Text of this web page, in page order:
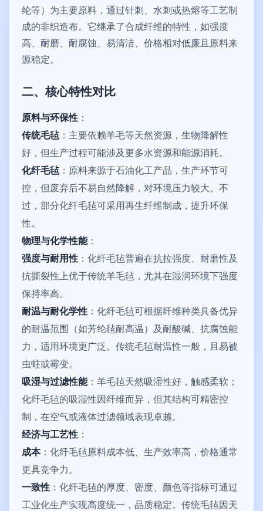
纶等）为主要原料，通过针刺、水刺或热熔等工艺制
成的非织造布。它继承了合成纤维的特性，如强度
高、耐磨、耐腐蚀、易清洁、价格相对低廉且原料来
源稳定。
二、核心特性对比
原料与环保性 ：
传统毛毡：主要依赖羊毛等天然资源，生物降解性
好，但生产过程可能涉及更多水资源和能源消耗。
化纤毛毡：原料来源于石油化工产品，生产环节可
控，但废弃后不易自然降解，对环境压力较大。不
过，部分化纤毛毡可采用再生纤维制成，提升环保
性。
物理与化学性能：
强度与耐用性 ：化纤毛毡普遍在抗拉强度、耐磨性及
抗撕裂性上优于传统羊毛毡，尤其在湿润环境下强度
保持率高。
耐温与耐化学性 ：化纤毛毡可根据纤维种类具备优异
的耐温范围（如芳纶毡耐高温）及耐酸碱、抗腐蚀能
力，适用环境更广泛。传统毛毡耐温性一般，且易被
虫蛀或霉变。
吸湿与过滤性能：羊毛毡天然吸湿性好，触感柔软；
化纤毛毡的吸湿性因纤维而异，但其结构可精密控
制，在空气或液体过滤领域表现卓越。
经济与工艺性 ：
成本：化纤毛毡原料成本低、生产效率高，价格通常
更具竞争力。
一致性 ：化纤毛毡的厚度、密度、颜色等指标可通过
工业化生产实现高度统一，品质稳定。传统毛毡因天